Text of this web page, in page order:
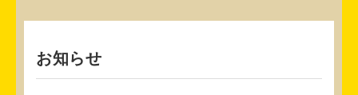
お知らせ